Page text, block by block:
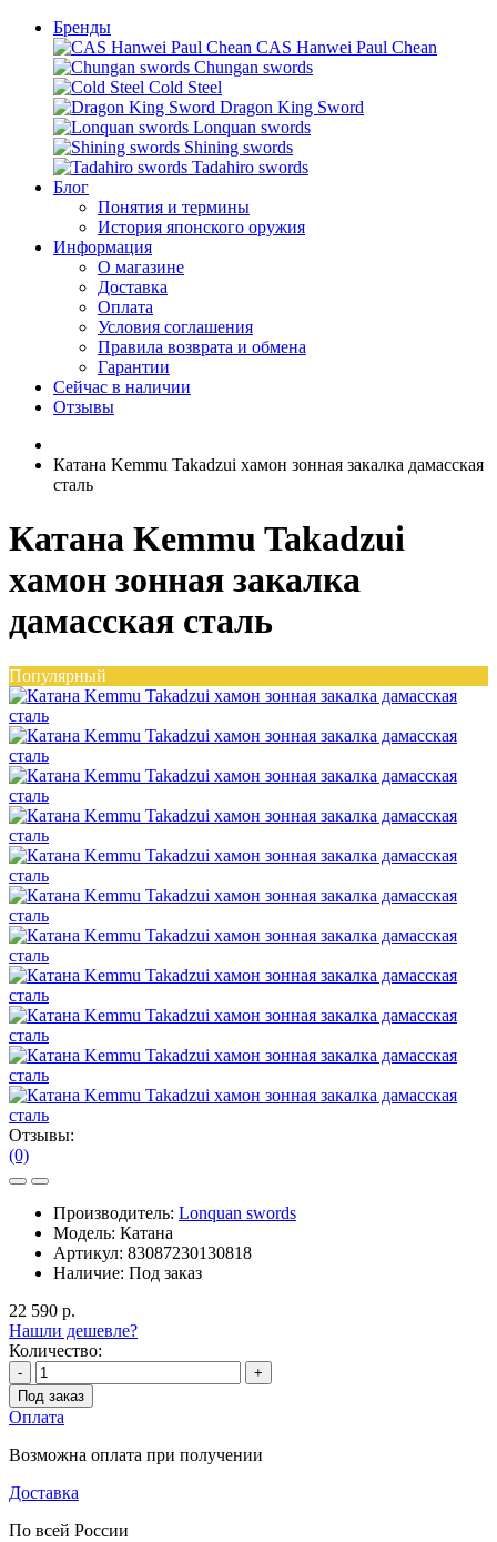
Бренды
CAS Hanwei Paul Chean
Chungan swords
Cold Steel
Dragon King Sword
Lonquan swords
Shining swords
Tadahiro swords
Блог
Понятия и термины
История японского оружия
Информация
О магазине
Доставка
Оплата
Условия соглашения
Правила возврата и обмена
Гарантии
Сейчас в наличии
Отзывы
Катана Kemmu Takadzui хамон зонная закалка дамасская
сталь
Катана Kemmu Takadzui
хамон зонная закалка
дамасская сталь
Популярный
Отзывы:
(0)
Производитель: Lonquan swords
Модель: Катана
Артикул: 83087230130818
Наличие: Под заказ
22 590 р.
Нашли дешевле?
Количество:
-
+
Под заказ
Оплата
Возможна оплата при получении
Доставка
По всей России